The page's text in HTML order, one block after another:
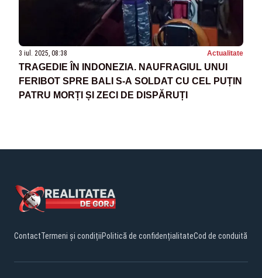
3 iul. 2025, 08:38 Actualitate
TRAGEDIE ÎN INDONEZIA. NAUFRAGIUL UNUI
FERIBOT SPRE BALI S-A SOLDAT CU CEL PUȚIN
PATRU MORȚI ȘI ZECI DE DISPĂRUȚI
ContactTermeni și condițiiPolitică de confidențialitateCod de conduită